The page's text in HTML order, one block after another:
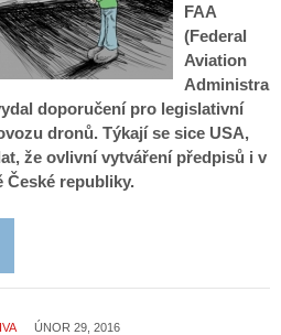
FAA
(Federal
Aviation
Administra
doporučení pro legislativní
dronů. Týkají se sice USA,
že ovlivní vytváření předpisů i v
České republiky.
ÚNOR 29, 2016